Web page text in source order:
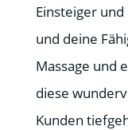
Einsteiger
und deine
Massage und
diese
Kunden